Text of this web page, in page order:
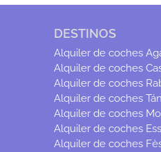
DESTINOS
Alquiler de coches
Alquiler de coches
Alquiler de coches
Alquiler de coches
Alquiler de coches
Alquiler de coches
Alquiler de coches